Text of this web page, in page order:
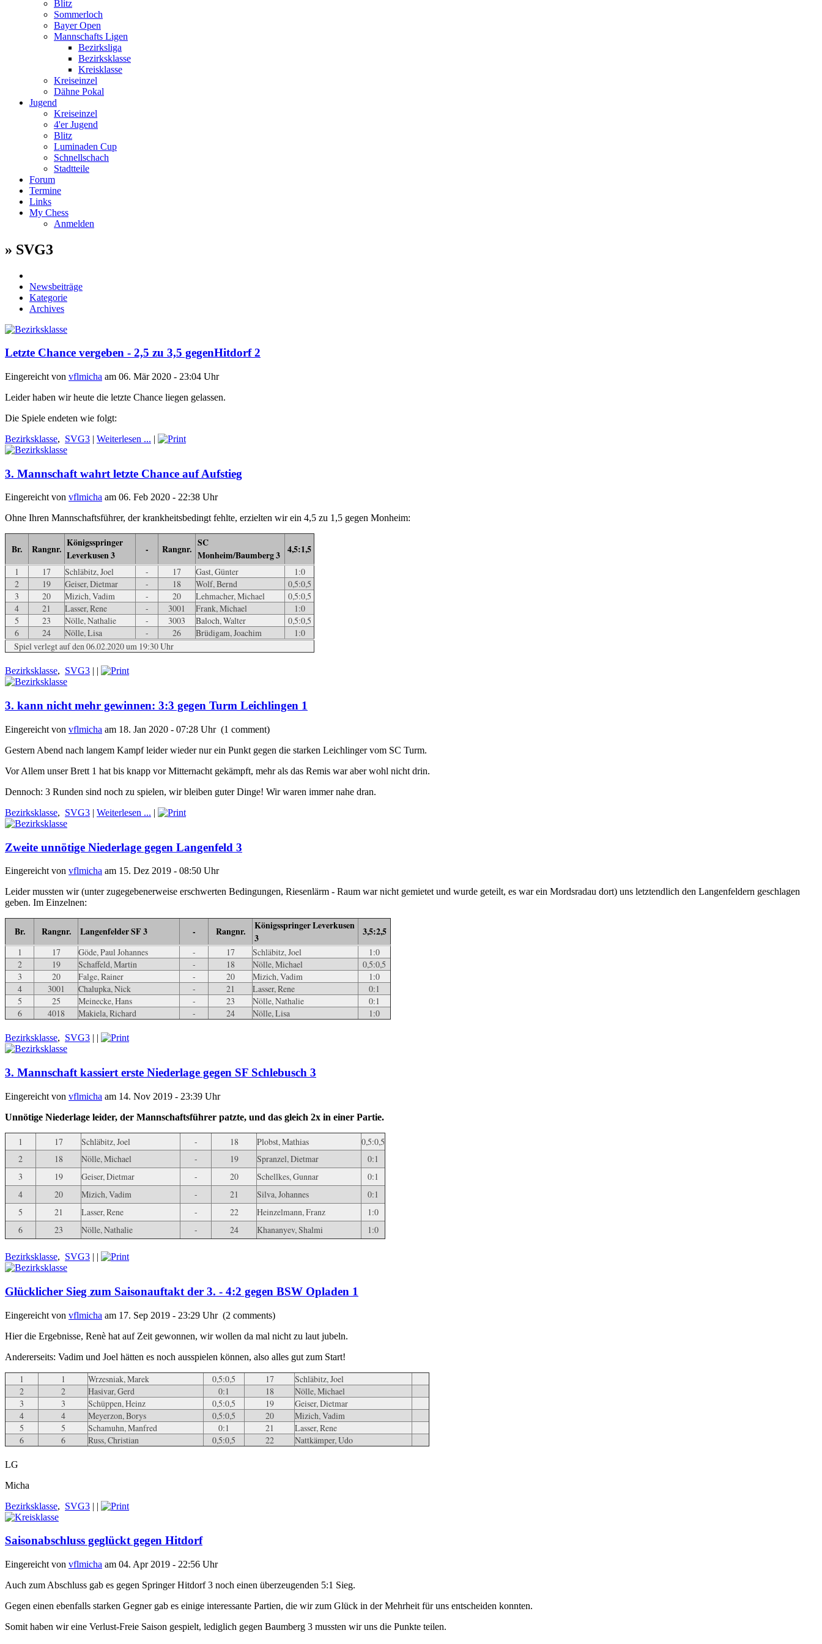
Blitz
Sommerloch
Bayer Open
Mannschafts Ligen
Bezirksliga
Bezirksklasse
Kreisklasse
Kreiseinzel
Dähne Pokal
Jugend
Kreiseinzel
4'er Jugend
Blitz
Luminaden Cup
Schnellschach
Stadtteile
Forum
Termine
Links
My Chess
Anmelden
» SVG3
Newsbeiträge
Kategorie
Archives
Letzte Chance vergeben - 2,5 zu 3,5 gegenHitdorf 2
Eingereicht von vflmicha am 06. Mär 2020 - 23:04 Uhr
Leider haben wir heute die letzte Chance liegen gelassen.
Die Spiele endeten wie folgt:
Bezirksklasse, SVG3 | Weiterlesen ... |
3. Mannschaft wahrt letzte Chance auf Aufstieg
Eingereicht von vflmicha am 06. Feb 2020 - 22:38 Uhr
Ohne Ihren Mannschaftsführer, der krankheitsbedingt fehlte, erzielten wir ein 4,5 zu 1,5 gegen Monheim:
Br. Rangnr.
Königsspringer
Leverkusen 3
- Rangnr.
SC
Monheim/Baumberg 3 4,5:1,5
1 17 Schläbitz, Joel - 17 Gast, Günter
1:0
2
19 Geiser, Dietmar - 18 Wolf, Bernd
0,5:0,5
3
20 Mizich, Vadim - 20 Lehmacher, Michael
0,5:0,5
4
21 Lasser, Rene - 3001 Frank, Michael
1:0
5
23 Nölle, Nathalie - 3003 Baloch, Walter
0,5:0,5
6
24 Nölle, Lisa - 26 Brüdigam, Joachim
1:0
Spiel verlegt auf den 06.02.2020 um 19:30 Uhr
Bezirksklasse, SVG3 | |
3. kann nicht mehr gewinnen: 3:3 gegen Turm Leichlingen 1
Eingereicht von vflmicha am 18. Jan 2020 - 07:28 Uhr (1 comment)
Gestern Abend nach langem Kampf leider wieder nur ein Punkt gegen die starken Leichlinger vom SC Turm.
Vor Allem unser Brett 1 hat bis knapp vor Mitternacht gekämpft, mehr als das Remis war aber wohl nicht drin.
Dennoch: 3 Runden sind noch zu spielen, wir bleiben guter Dinge! Wir waren immer nahe dran.
Bezirksklasse, SVG3 | Weiterlesen ... |
Zweite unnötige Niederlage gegen Langenfeld 3
Eingereicht von vflmicha am 15. Dez 2019 - 08:50 Uhr
Leider mussten wir (unter zugegebenerweise erschwerten Bedingungen, Riesenlärm - Raum war nicht gemietet und wurde geteilt, es war ein Mordsradau dort) uns letztendlich den Langenfeldern geschlagen
geben. Im Einzelnen:
Br. Rangnr. Langenfelder SF 3 - Rangnr.
Königsspringer Leverkusen
3
3,5:2,5
1 17 Göde, Paul Johannes - 17 Schläbitz, Joel
1:0
2
19 Schaffeld, Martin - 18 Nölle, Michael
0,5:0,5
3
20 Falge, Rainer - 20 Mizich, Vadim
1:0
4
3001 Chalupka, Nick - 21 Lasser, Rene
0:1
5
25 Meinecke, Hans - 23 Nölle, Nathalie
0:1
6
4018 Makiela, Richard - 24 Nölle, Lisa 1:0
Bezirksklasse, SVG3 | |
3. Mannschaft kassiert erste Niederlage gegen SF Schlebusch 3
Eingereicht von vflmicha am 14. Nov 2019 - 23:39 Uhr
Unnötige Niederlage leider, der Mannschaftsführer patzte, und das gleich 2x in einer Partie.
1 17 Schläbitz, Joel - 18 Plobst, Mathias
0,5:0,5
2
18 Nölle, Michael - 19 Spranzel, Dietmar
0:1
3
19 Geiser, Dietmar - 20 Schellkes, Gunnar
0:1
4
20 Mizich, Vadim - 21 Silva, Johannes
0:1
5
21 Lasser, Rene - 22 Heinzelmann, Franz
1:0
6
23 Nölle, Nathalie - 24 Khananyev, Shalmi 1:0
Bezirksklasse, SVG3 | |
Glücklicher Sieg zum Saisonauftakt der 3. - 4:2 gegen BSW Opladen 1
Eingereicht von vflmicha am 17. Sep 2019 - 23:29 Uhr (2 comments)
Hier die Ergebnisse, Renè hat auf Zeit gewonnen, wir wollen da mal nicht zu laut jubeln.
Andererseits: Vadim und Joel hätten es noch ausspielen können, also alles gut zum Start!
1 1 Wrzesniak, Marek 0,5:0,5 17
Schläbitz, Joel
2
2 Hasivar, Gerd 0:1 18
Nölle, Michael
3
3 Schüppen, Heinz 0,5:0,5 19
Geiser, Dietmar
4
4 Meyerzon, Borys 0,5:0,5 20
Mizich, Vadim
5
5 Schamuhn, Manfred 0:1 21
Lasser, Rene
6
6 Russ, Christian 0,5:0,5 22 Nattkämper, Udo
LG
Micha
Bezirksklasse, SVG3 | |
Saisonabschluss geglückt gegen Hitdorf
Eingereicht von vflmicha am 04. Apr 2019 - 22:56 Uhr
Auch zum Abschluss gab es gegen Springer Hitdorf 3 noch einen überzeugenden 5:1 Sieg.
Gegen einen ebenfalls starken Gegner gab es einige interessante Partien, die wir zum Glück in der Mehrheit für uns entscheiden konnten.
Somit haben wir eine Verlust-Freie Saison gespielt, lediglich gegen Baumberg 3 mussten wir uns die Punkte teilen.